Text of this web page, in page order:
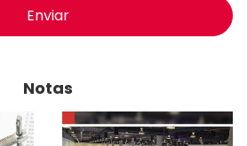
Enviar
Notas